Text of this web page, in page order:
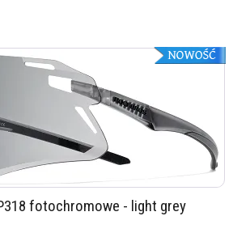
fotochromowe - light grey